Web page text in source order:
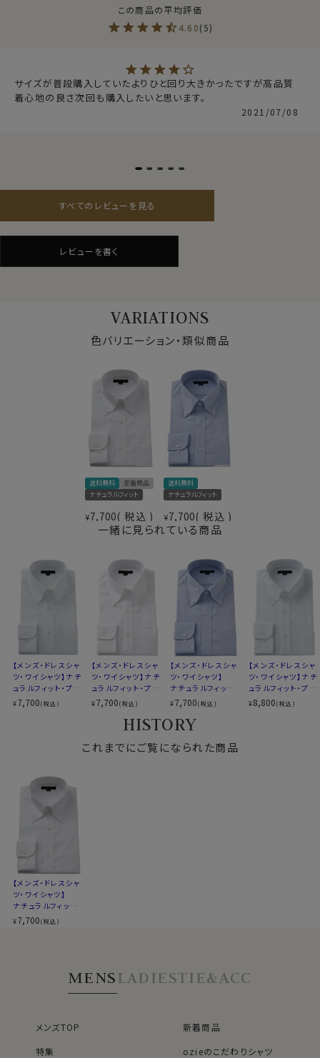
80番双糸の細番手で作られたピンポイントオックスフォ
ードは光沢があり、さらっとしていて肌ざわり抜群！
ーな生地を使用しました。
●形態安定加工
素材感・風合い・見栄えの良いことが特徴である綿
100％のピンポイントオックスフォードですが、天然素材
そこでプレミアムコットン使用の綿100％に特殊な形態
消すことなく、ポリエステル混の形態安定シャツに近い防
しわ性があります。
衿には衿立ち・衿開きのよいロールの美しい、大きからず
ニットと合わせて上品カジュアルシャツとして、そして洗
いざらしでデニムと合わせてフレッピー風にと、これ一枚
ニットタイとの相性が抜群です。
３７～４３・４５・４７/ トールサイズ Ｍ-88・Ｌ-90・Ｌ
Ｌ-90の全12サイズにてご用意。
▼【定番商品】欠品サイズの再入荷日は未定です
綿100％
ボタンダウン
表前立て
ポケットあり
ラウンドカット
コンバーチブルカフス
前3.5cm 後4.5cm
37～43・45・47cm
トールサイズ Ｍ-88・Ｌ-90・ＬＬ-90
▼【定番商品】欠品サイズは再入荷の予定があります
▼ナチュラルフィットとは？
後ろ身頃にダーツを入れて、ウエスト部分をやや絞ったス
タイルです。
適度に絞ったウエストラインは細すぎず、それでいてダボ
つきのないシルエット。
着心地を考え、細いだけのシャツとは一線を画したつくり
になっています。
このシャツについては、首回りを37cm～43cmの1cmピ
ッチと45・47cmで生産しております。 ※43cm（LL）・
45cm（3L）・47cm（4L）サイズにおいては絞りを若干ゆ
るくしております。 細さを気にせず一般的なLL・3Lサイズ
と同じ感覚でお選びください。
4.60 5
2021/07/08
サイズが普段購入していたよりひと回り大きかったですが高品質
着心地の良さ次回も購入したいと思います。
すべてのレビューを見る
レビューを書く
VARIATIONS
色バリエーション・類似商品
送料無料
定番商品
ナチュラルフィット
¥7,700 税込
送料無料
ナチュラルフィット
¥7,700 税込
一緒に見られている商品
【メンズ・ドレスシャ
ツ・ワイシャツ】ナチ
ュラルフィット・プレ
ミアムコットン・形態
安定・ボタンダウン
¥7,700(税込)
【メンズ・ドレスシャ
ツ・ワイシャツ】ナチ
ュラルフィット・プレ
ミアムコットン・形態
安定・ボタンダウン
¥7,700(税込)
【メンズ・ドレスシャ
ツ・ワイシャツ】
ナチュラルフィット・
プレミアムコットン・
オックスフォード・形
態安定・綿100％・
ボタンダウン
¥7,700(税込)
【メンズ・ドレスシャ
ツ・ワイシャツ】ナチ
ュラルフィット・プレ
ミアムコットン・から
み織り・ボタンダウ
¥8,800(税込)
HISTORY
これまでにご覧になられた商品
【メンズ・ドレスシャ
ツ・ワイシャツ】
ナチュラルフィット・
プレミアムコットン・
オックスフォード・形
¥7,700(税込)
MENSLADIESTIE&ACC
メンズTOP
新着商品
特集
ozieのこだわりシャツ